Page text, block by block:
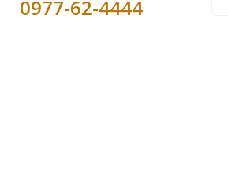
0977-62-4444